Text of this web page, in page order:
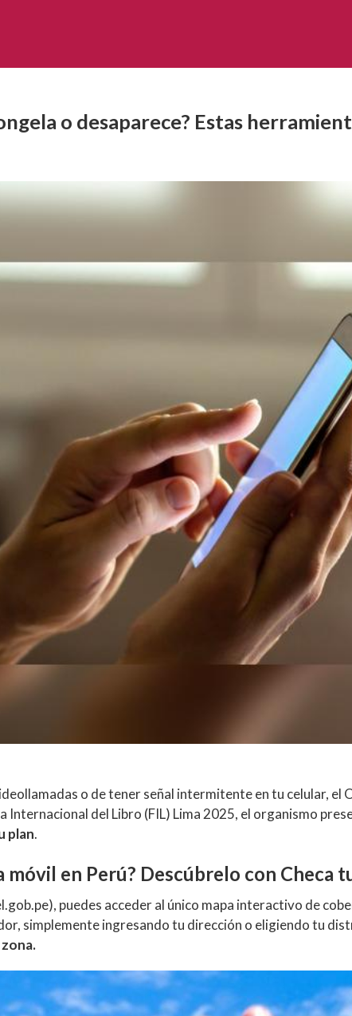
o desaparece? Estas
o de tener señal intermitente en tu celular, el
Internacional del Libro (FIL) Lima 2025, el organismo
plan.
en Perú? Descúbrelo con Checa
), puedes acceder al único mapa interactivo de
simplemente ingresando tu dirección o eligiendo tu